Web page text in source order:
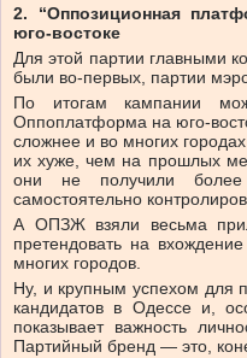
2. “Оппозиционная
юго-востоке
Для этой партии главными
были во-первых, партии
По итогам кампании
Оппоплатформа на юго-
сложнее и во многих
их хуже, чем на прошлых
они не получили
самостоятельно
А ОПЗЖ взяли весьма
претендовать на
многих городов.
Ну, и крупным успехом для
кандидатов в Одессе и,
показывает важность
Партийный бренд — это,